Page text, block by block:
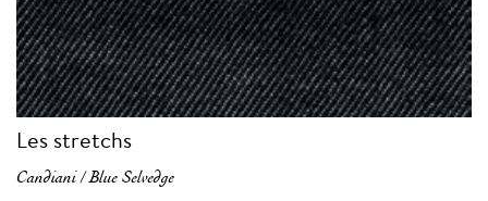
Les stretchs
Candiani / Blue Selvedge